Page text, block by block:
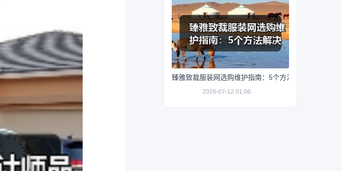
臻雅致裁服装网选购维护指南：5个方法解决网购踩坑
2026-07-12 01:06